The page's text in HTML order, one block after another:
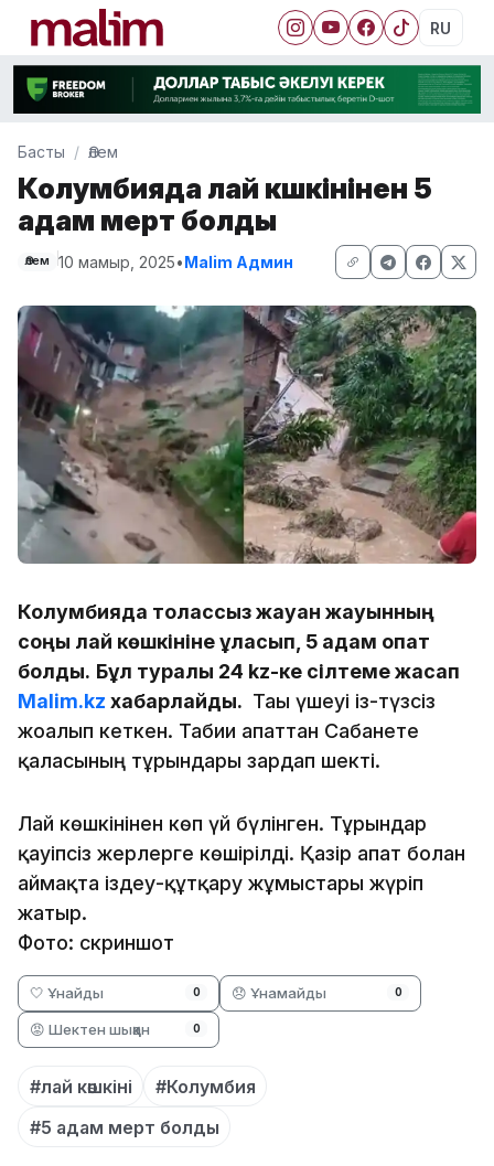
RU
Басты Әлем
Колумбияда лай көшкінінен 5
адам мерт болды
Әлем 10 мамыр, 2025•Malim Админ
Колумбияда толассыз жауған жауынның
соңы лай көшкініне ұласып, 5 адам опат
болды. Бұл туралы 24 kz-ке сілтеме жасап
Malim.kz хабарлайды. Тағы үшеуі із-түзсіз
жоғалып кеткен. Табиғи апаттан Сабанете
қаласының тұрғындары зардап шекті.
Лай көшкінінен көп үй бүлінген. Тұрғындар
қауіпсіз жерлерге көшірілді. Қазір апат болған
аймақта іздеу-құтқару жұмыстары жүріп
жатыр.
Фото: скриншот
🤍 Ұнайды 0 😞 Ұнамайды 0
😡 Шектен шыққан 0
#лай көшкіні
#Колумбия
#5 адам мерт болды